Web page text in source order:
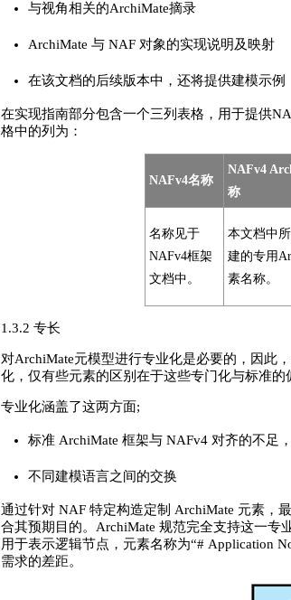
与视角相关的ArchiMate摘录
ArchiMate 与 NAF 对象的实现说明及映射
在该文档的后续版本中，还将提供建模示例
在实现指南部分包含一个三列表格，用于提供
格中的列为：
NAFv4名称
NAFv4
称
名称见于
NAFv4框架
文档中。
本文档中
建的专用
素名称。
1.3.2 专长
对ArchiMate元模型进行专业化是必要的，因此
化，仅有些元素的区别在于这些专门化与标准的
专业化涵盖了这两方面;
标准 ArchiMate 框架与 NAFv4 对齐的不足
不同建模语言之间的交换
通过针对 NAF 特定构造定制 ArchiMate 元素，
合其预期目的。ArchiMate 规范完全支持这一专
用于表示逻辑节点，元素名称为“# Application
需求的差距。